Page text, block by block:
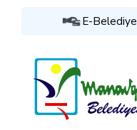
E-Belediye